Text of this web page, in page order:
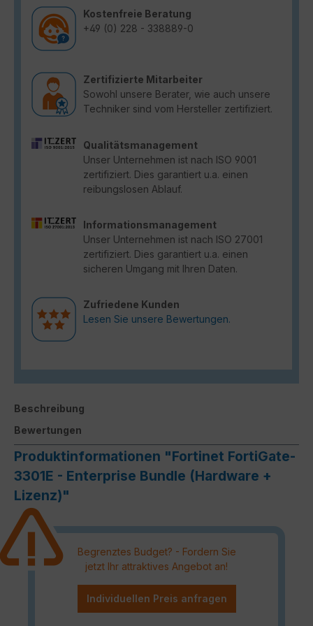
Kostenfreie Beratung
+49 (0) 228 - 338889-0
Zertifizierte Mitarbeiter
Sowohl unsere Berater, wie auch unsere
Techniker sind vom Hersteller zertifiziert.
Qualitätsmanagement
Unser Unternehmen ist nach ISO 9001
zertifiziert. Dies garantiert u.a. einen
reibungslosen Ablauf.
Informationsmanagement
Unser Unternehmen ist nach ISO 27001
zertifiziert. Dies garantiert u.a. einen
sicheren Umgang mit Ihren Daten.
Zufriedene Kunden
Lesen Sie unsere Bewertungen.
Beschreibung
Bewertungen
Produktinformationen "Fortinet FortiGate-
3301E - Enterprise Bundle (Hardware +
Lizenz)"
Begrenztes Budget? - Fordern Sie
jetzt Ihr attraktives Angebot an!
Individuellen Preis anfragen